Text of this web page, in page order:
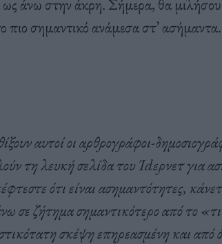
σημαντικό ανάμεσα στ’ ασήμαντα.
αυτοί οι αρθρογράφοι-
τη λευκή σελίδα του Ίdερνετ για
ότι είναι ασημαντότητες,
σε ζήτημα σημαντικότερο από το
σκέψη επηρεασμένη και από